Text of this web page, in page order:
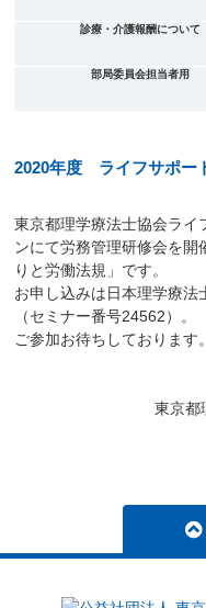
診療・介護報酬について
部局委員会担当者用
2020年度 ライフサポー
東京都理学療法士協会ライ
ンにて労務管理研修会を
りと労働法規」です。
お申し込みは日本理学療法
（セミナー番号24562）。
ご参加お待ちしております。
東京都